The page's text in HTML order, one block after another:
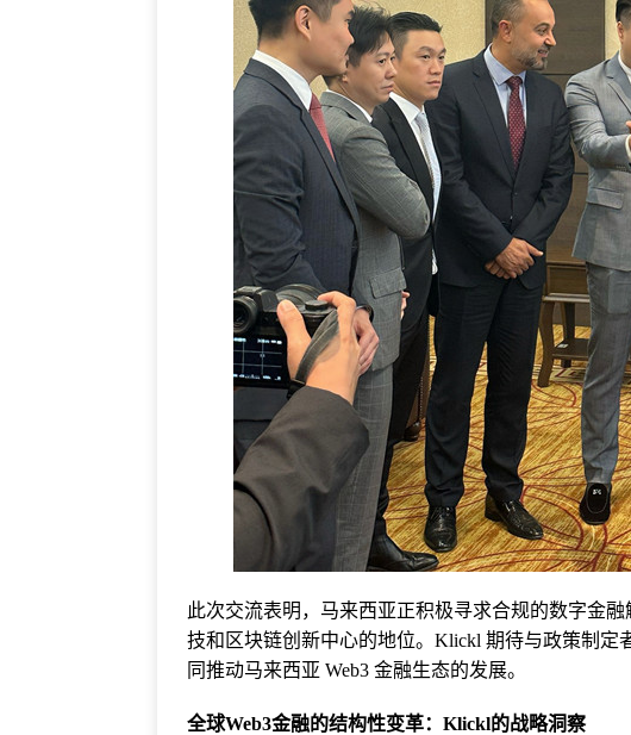
此次交流表明，马来西亚正积极寻求合规的数字金
技和区块链创新中心的地位。Klickl 期待与政策制定
同推动马来西亚 Web3 金融生态的发展。
全球Web3金融的结构性变革：Klickl的战略洞察